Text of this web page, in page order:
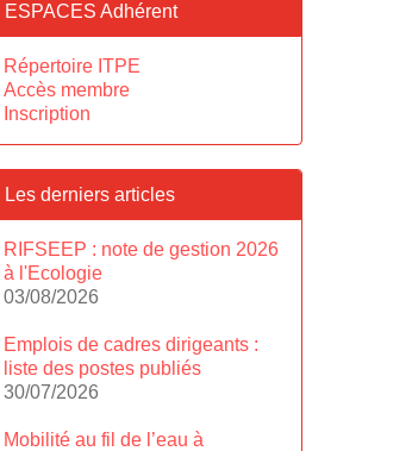
ESPACES Adhérent
Répertoire ITPE
Accès membre
Inscription
Les derniers articles
RIFSEEP : note de gestion 2026
à l'Ecologie
03/08/2026
Emplois de cadres dirigeants :
liste des postes publiés
30/07/2026
Mobilité au fil de l’eau à